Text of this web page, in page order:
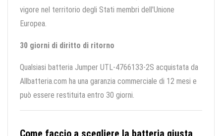
vigore nel territorio degli Stati membri dell'Unione
Europea.
30 giorni di diritto di ritorno
Qualsiasi batteria Jumper UTL-4766133-2S acquistata da
Allbatteria.com ha una garanzia commerciale di 12 mesi e
può essere restituita entro 30 giorni.